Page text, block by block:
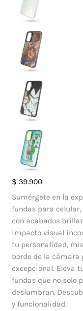
$ 39.900
Sumérgete en la
fundas para
con acabados
impacto visual
tu personalidad,
borde de la
excepcional. Eleva
fundas que no solo
deslumbran.
y funcionalidad.
Case
Cool
Samsung
Galaxy
cantidad